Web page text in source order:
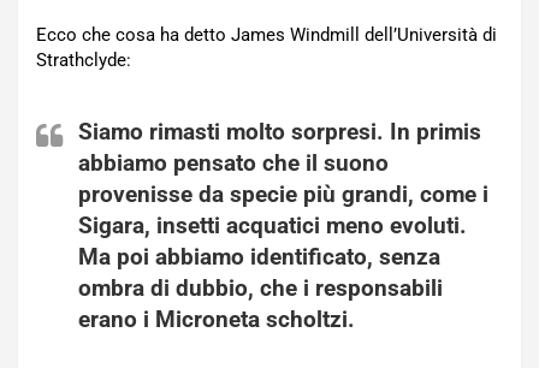
Ecco che cosa ha detto James Windmill dell’Università di
Strathclyde:
Siamo rimasti molto sorpresi. In primis
abbiamo pensato che il suono
provenisse da specie più grandi, come i
Sigara, insetti acquatici meno evoluti.
Ma poi abbiamo identificato, senza
ombra di dubbio, che i responsabili
erano i Microneta scholtzi.